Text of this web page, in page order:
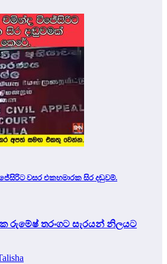
වසර එකහමාරක සිර දඬුවම්.
රුමේෂ් තරංගට සැරයන් නිලයට